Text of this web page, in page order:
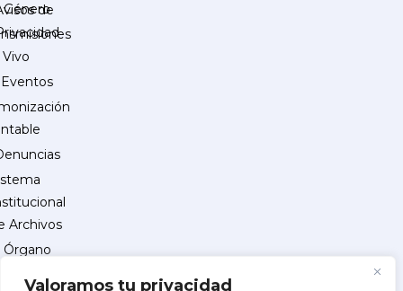
Valoramos tu privacidad
de
Género
Eventos
Archivos
Órgano